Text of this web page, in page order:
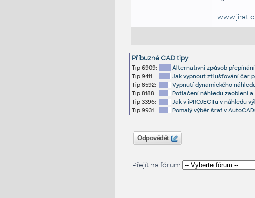
Příbuzné CAD tipy:
Tip 6909:
Alternativní způsob
Tip 9411:
Jak vypnout ztlušťování čar
Tip 8592:
Vypnutí dynamického
Tip 8188:
Potlačení náhledu zaoblení a
Tip 3396:
Jak v iPROJECTu v náhledu
Tip 9931:
Pomalý výběr šraf v
Odpovědět
Přejít na fórum